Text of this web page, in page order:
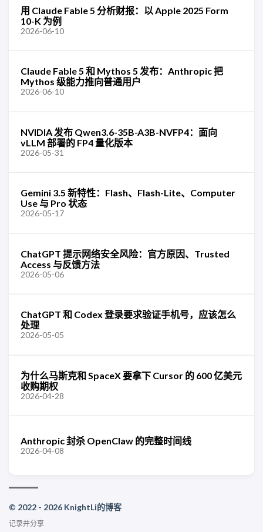
用 Claude Fable 5 分析财报：以 Apple 2025 Form
10-K 为例
2026-06-10
Claude Fable 5 和 Mythos 5 发布：Anthropic 把
Mythos 级能力推向普通用户
2026-06-10
NVIDIA 发布 Qwen3.6-35B-A3B-NVFP4：面向
vLLM 部署的 FP4 量化版本
2026-05-31
Gemini 3.5 新特性：Flash、Flash-Lite、Computer
Use 与 Pro 状态
2026-05-17
ChatGPT 提示网络安全风险：官方原因、Trusted
Access 与反馈方法
2026-05-06
ChatGPT 和 Codex 登录要求验证手机号，应该怎么
处理
2026-05-05
为什么马斯克和 SpaceX 要拿下 Cursor 的 600 亿美元
收购期权
2026-04-28
Anthropic 封杀 OpenClaw 的完整时间线
2026-04-08
© 2022 - 2026 KnightLi的博客
记录并分享